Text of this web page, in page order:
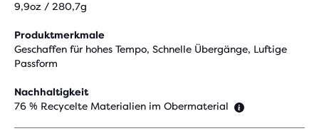
9,9oz / 280,7g
Produktmerkmale
Geschaffen für hohes Tempo, Schnelle Übergänge, Luftige
Passform
Nachhaltigkeit
76 % Recycelte Materialien im Obermaterial